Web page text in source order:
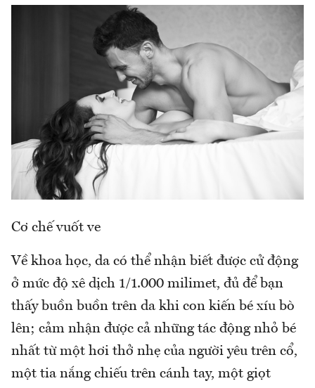
Cơ chế vuốt ve
Về khoa học, da có thể nhận biết được cử động
ở mức độ xê dịch 1/1.000 milimet, đủ để bạn
thấy buồn buồn trên da khi con kiến bé xíu bò
lên; cảm nhận được cả những tác động nhỏ bé
nhất từ một hơi thở nhẹ của người yêu trên cổ,
một tia nắng chiếu trên cánh tay, một giọt